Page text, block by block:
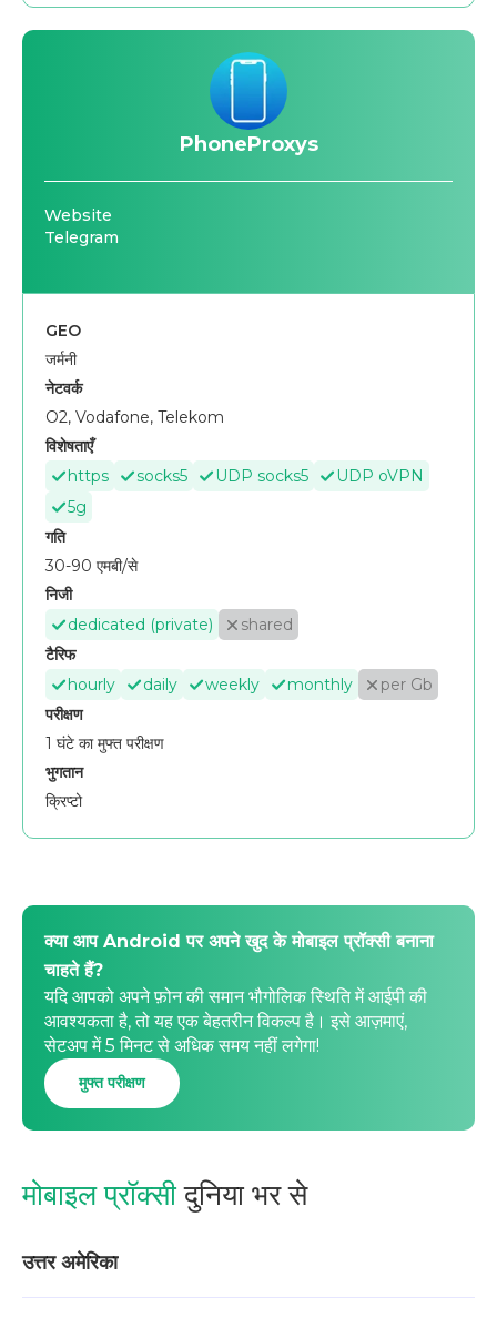
PhoneProxys
Website
Telegram
GEO
जर्मनी
नेटवर्क
O2, Vodafone, Telekom
विशेषताएँ
https
socks5 UDP socks5
UDP oVPN
5g
गति
30-90 एमबी/से
निजी
dedicated (private)
shared
टैरिफ
hourly
daily weekly monthly
per Gb
परीक्षण
1 घंटे का मुफ्त परीक्षण
भुगतान
क्रिप्टो
क्या आप Android पर अपने खुद के मोबाइल प्रॉक्सी बनाना
चाहते हैं?
यदि आपको अपने फ़ोन की समान भौगोलिक स्थिति में आईपी की
आवश्यकता है, तो यह एक बेहतरीन विकल्प है। इसे आज़माएं,
सेटअप में 5 मिनट से अधिक समय नहीं लगेगा!
मुफ्त परीक्षण
मोबाइल प्रॉक्सी दुनिया भर से
उत्तर अमेरिका